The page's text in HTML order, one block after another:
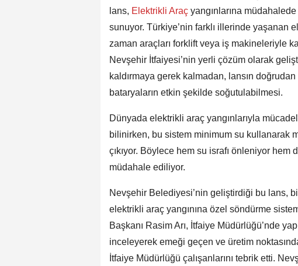
lans, Elektrikli Araç yangınlarına
sunuyor. Türkiye’nin farklı illerinde yaşanan
zaman araçları forklift veya iş makineleriyle
Nevşehir İtfaiyesi’nin yerli çözüm olarak
kaldırmaya gerek kalmadan, lansın
bataryaların etkin şekilde soğutulabilmesi.
Dünyada elektrikli araç yangınlarıyla
bilinirken, bu sistem minimum su kullanarak
çıkıyor. Böylece hem su israfı önleniyor hem
müdahale ediliyor.
Nevşehir Belediyesi’nin geliştirdiği bu lans,
elektrikli araç yangınına özel söndürme
Başkanı Rasim Arı, İtfaiye Müdürlüğü’nde
inceleyerek emeği geçen ve üretim
İtfaiye Müdürlüğü çalışanlarını tebrik etti.